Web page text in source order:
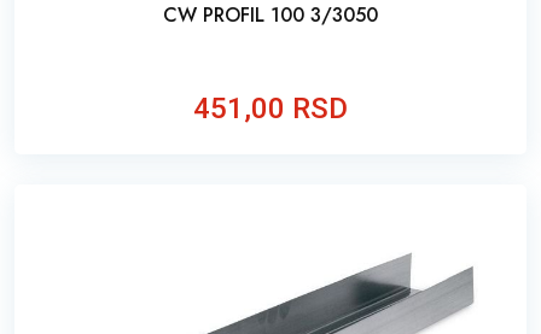
CW PROFIL 100 3/3050
451,00 RSD